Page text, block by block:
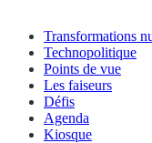
Transformations
Technopolitique
Points de vue
Les faiseurs
Défis
Agenda
Kiosque